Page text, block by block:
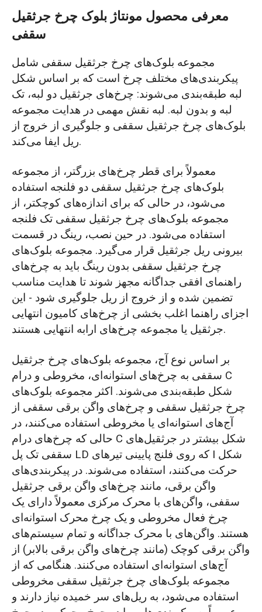
معرفی محصول مونتاژ بلوک چرخ جرثقیل
سقفی
مجموعه بلوک‌های چرخ جرثقیل سقفی شامل
پیکربندی‌های مختلف چرخ است که بر اساس شکل
لبه طبقه‌بندی می‌شوند: چرخ‌های جرثقیل دو لبه، تک
لبه و بدون لبه. لبه نقش مهمی در هدایت مجموعه
بلوک‌های چرخ جرثقیل سقفی و جلوگیری از خروج از
ریل ایفا می‌کند.
معمولاً برای قطر چرخ‌های بزرگتر، از مجموعه
بلوک‌های چرخ جرثقیل سقفی دو فلنجه استفاده
می‌شود، در حالی که برای اندازه‌های کوچکتر، از
مجموعه بلوک‌های چرخ جرثقیل سقفی تک فلنجه
استفاده می‌شود. در حین نصب، رینگ در قسمت
بیرونی ریل جرثقیل قرار می‌گیرد. مجموعه بلوک‌های
چرخ جرثقیل سقفی بدون رینگ باید به چرخ‌های
راهنمای افقی جداگانه مجهز شوند تا هدایت مناسب
تضمین شده و از خروج از ریل جلوگیری شود - این
اجزای راهنما اغلب بخشی از چرخ‌های کامیون انتهایی
جرثقیل یا مجموعه چرخ‌های ارابه انتهایی هستند.
بر اساس نوع آج، مجموعه بلوک‌های چرخ جرثقیل
سقفی به چرخ‌های استوانه‌ای، مخروطی و درام C
شکل طبقه‌بندی می‌شوند. اکثر مجموعه بلوک‌های
چرخ جرثقیل سقفی و چرخ‌های واگن برقی سقفی از
آج‌های استوانه‌ای یا مخروطی استفاده می‌کنند، در
حالی که چرخ‌های درام C شکل بیشتر در جرثقیل‌های
سقفی تک پل LD که روی فلنج پایینی تیرهای I شکل
حرکت می‌کنند، استفاده می‌شوند. در پیکربندی‌های
واگن برقی، مانند چرخ‌های واگن برقی جرثقیل
سقفی، واگن‌های با محرک مرکزی معمولاً دارای یک
چرخ فعال مخروطی و یک چرخ محرک استوانه‌ای
هستند. واگن‌های با محرک جداگانه و تمام سیستم‌های
واگن برقی کوچک (مانند چرخ‌های واگن برقی بالابر) از
آج‌های استوانه‌ای استفاده می‌کنند. هنگامی که از
مجموعه بلوک‌های چرخ جرثقیل سقفی مخروطی
استفاده می‌شود، به ریل‌های سر خمیده نیاز دارند و